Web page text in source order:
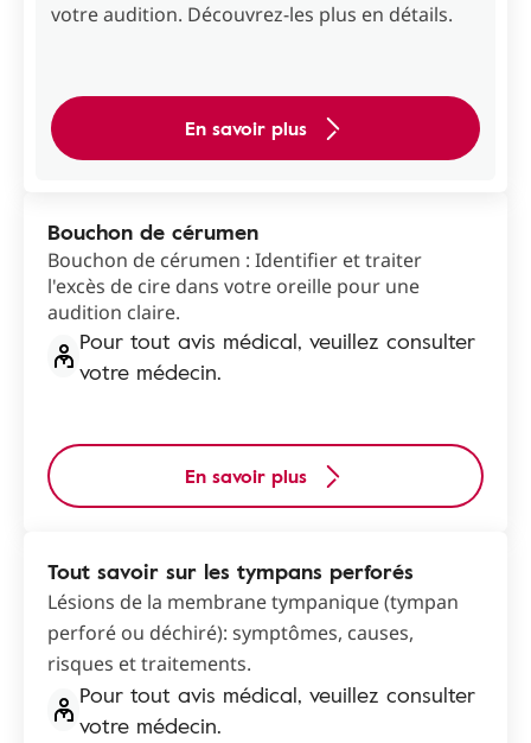
votre audition. Découvrez-les plus en détails.
En savoir plus
Bouchon de cérumen
Bouchon de cérumen : Identifier et traiter
l'excès de cire dans votre oreille pour une
audition claire.
Pour tout avis médical, veuillez consulter
votre médecin.
En savoir plus
Tout savoir sur les tympans perforés
Lésions de la membrane tympanique (tympan
perforé ou déchiré): symptômes, causes,
risques et traitements.
Pour tout avis médical, veuillez consulter
votre médecin.